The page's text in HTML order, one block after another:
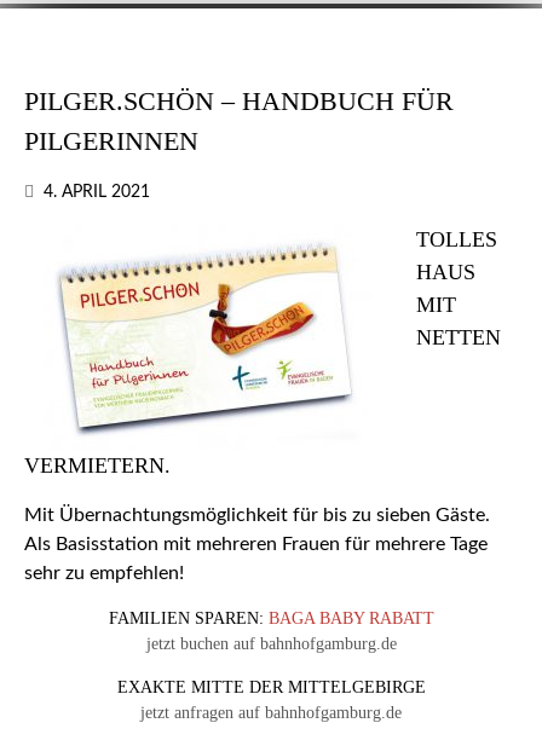
PILGER.SCHÖN – HANDBUCH FÜR
PILGERINNEN
4. APRIL 2021
TOLLES
HAUS
MIT
NETTEN
VERMIETERN.
Mit Übernachtungsmöglichkeit für bis zu sieben Gäste.
Als Basisstation mit mehreren Frauen für mehrere Tage
sehr zu empfehlen!
FAMILIEN SPAREN: BAGA BABY RABATT
jetzt buchen auf bahnhofgamburg.de
EXAKTE MITTE DER MITTELGEBIRGE
jetzt anfragen auf bahnhofgamburg.de